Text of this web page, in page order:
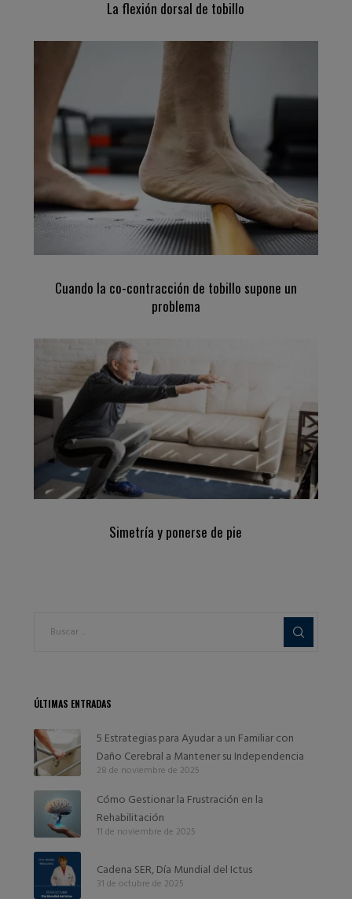
La flexión dorsal de tobillo
Cuando la co-contracción de tobillo supone un
problema
Simetría y ponerse de pie
ÚLTIMAS ENTRADAS
5 Estrategias para Ayudar a un Familiar con
Daño Cerebral a Mantener su Independencia
28 de noviembre de 2025
Cómo Gestionar la Frustración en la
Rehabilitación
11 de noviembre de 2025
Cadena SER, Día Mundial del Ictus
31 de octubre de 2025